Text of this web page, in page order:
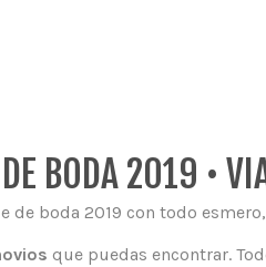
BODA 2019 •
de boda 2019 con todo
que puedas encontrar.